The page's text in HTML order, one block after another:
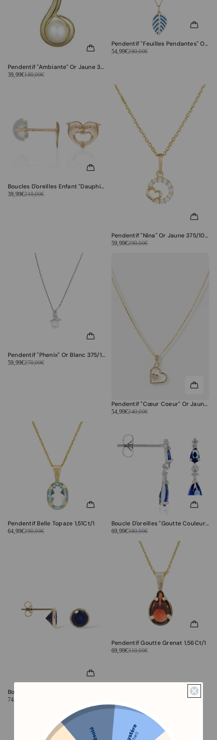
Pendentif "Ambiante" Or Jaune 375/1000 Perle Blanche
39,99€180,00€
Pendentif "Feuilles Pendantes" Or Jaune 375/1000
54,99€280,00€
Boucles D'oreilles Enfant "Dauphins Merveilleux" Or Jaune 375/1000
39,99€210,00€
Pendentif "Nina" Or Jaune 375/1000 et Zirconium
59,99€290,00€
Pendentif "Phenix" Or Blanc 375/1000 Perle Blanche et Zirconium
59,99€270,00€
Pendentif "Cœur Coeur" Or Jaune 375/1000
54,99€240,00€
Pendentif Belle Topaze 1,51Ct/1
64,99€290,00€
Boucle D'oreilles "Goutte Couleur Saphir" Or Blanc 375/1000
69,99€380,00€
74,99€
Pendentif Goutte Grenat 1,56Ct/1
69,99€310,00€